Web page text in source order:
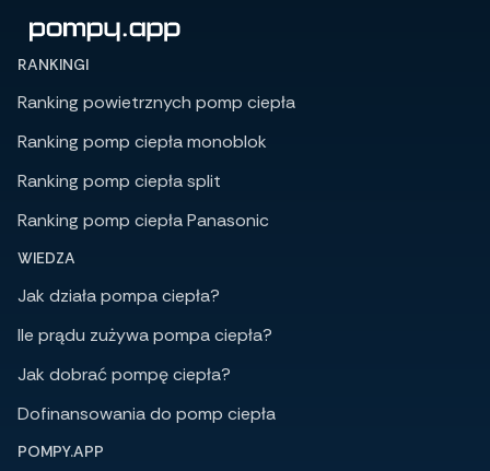
RANKINGI
Ranking powietrznych pomp ciepła
Ranking pomp ciepła monoblok
Ranking pomp ciepła split
Ranking pomp ciepła Panasonic
WIEDZA
Jak działa pompa ciepła?
Ile prądu zużywa pompa ciepła?
Jak dobrać pompę ciepła?
Dofinansowania do pomp ciepła
POMPY.APP